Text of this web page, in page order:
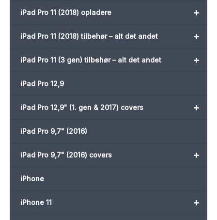
+
iPad Pro 11 (2018) opladere
+
iPad Pro 11 (2018) tilbehør – alt det andet
+
iPad Pro 11 (3 gen) tilbehør – alt det andet
iPad Pro 12,9
+
iPad Pro 12,9" (1. gen & 2017) covers
iPad Pro 9,7" (2016)
+
iPad Pro 9,7" (2016) covers
iPhone
+
iPhone 11